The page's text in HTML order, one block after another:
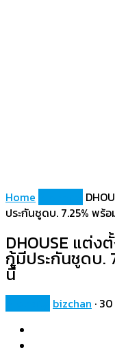
Home
ประกันชูดบ. 7.25% พร้
DHOUSE แต่
กู้มีประกันชูดบ.
นี้
bizchan ·